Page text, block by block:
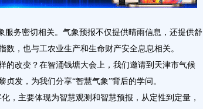
服务密切相关。气象预报不仅提供晴雨信息，还提供舒
，也与工农业生产和生命财产安全息息相关。
的改变？在智涌钱塘大会上，我们邀请到天津市气候
发，为我们分享“智慧气象”背后的学问。
，主要体现为智慧观测和智慧预报，从定性到定量，